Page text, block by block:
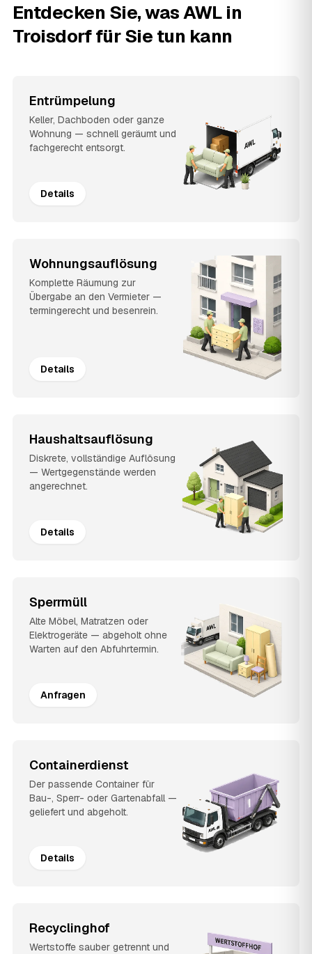
Entdecken Sie, was AWL in
Troisdorf für Sie tun kann
Entrümpelung
Keller, Dachboden oder ganze
Wohnung — schnell geräumt und
fachgerecht entsorgt.
Details
Wohnungsauflösung
Komplette Räumung zur
Übergabe an den Vermieter —
termingerecht und besenrein.
Details
Haushaltsauflösung
Diskrete, vollständige Auflösung
— Wertgegenstände werden
angerechnet.
Details
Sperrmüll
Alte Möbel, Matratzen oder
Elektrogeräte — abgeholt ohne
Warten auf den Abfuhrtermin.
Anfragen
Containerdienst
Der passende Container für
Bau-, Sperr- oder Gartenabfall —
geliefert und abgeholt.
Details
Recyclinghof
Wertstoffe sauber getrennt und